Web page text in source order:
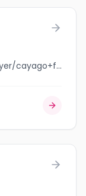
jobbank.gc.ca/browsejobs/employer/cayago+family/ca